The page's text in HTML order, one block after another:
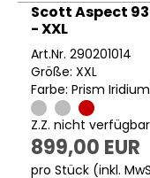
Scott Aspect
- XXL
Art.Nr. 290201014
Größe: XXL
Farbe: Prism
Z.Z. nicht verfügbar
899,00 EUR
pro Stück (inkl.